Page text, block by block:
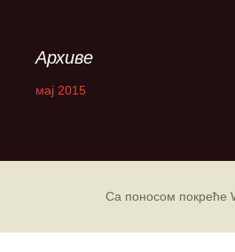
Архиве
мај 2015
Са поносом покреће